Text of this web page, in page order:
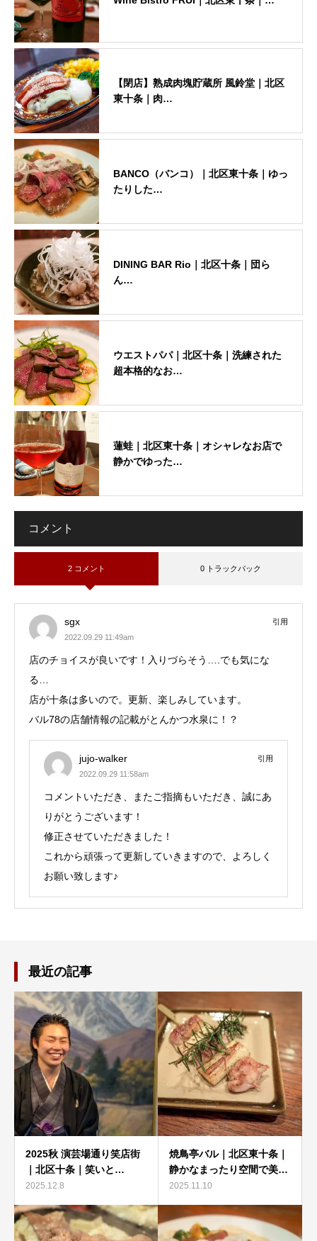
【閉店】熟成肉塊貯蔵所 風鈴堂｜北区
東十条｜肉…
BANCO（バンコ）｜北区東十条｜ゆっ
たりした…
DINING BAR Rio｜北区十条｜団ら
ん…
ウエストパパ｜北区十条｜洗練された
超本格的なお…
蓮蛙｜北区東十条｜オシャレなお店で
静かでゆった…
コメント
2 コメント 0 トラックバック
sgx
2022.09.29 11:49am
引用
店のチョイスが良いです！入りづらそう….でも気にな
る…
店が十条は多いので。更新、楽しみしています。
バル78の店舗情報の記載がとんかつ水泉に！？
jujo-walker
2022.09.29 11:58am
引用
コメントいただき、またご指摘もいただき、誠にあ
りがとうございます！
修正させていただきました！
これから頑張って更新していきますので、よろしく
お願い致します♪
最近の記事
2025秋 演芸場通り笑店街
｜北区十条｜笑いと…
2025.12.8
焼鳥亭バル｜北区東十条｜
静かなまったり空間で美…
2025.11.10